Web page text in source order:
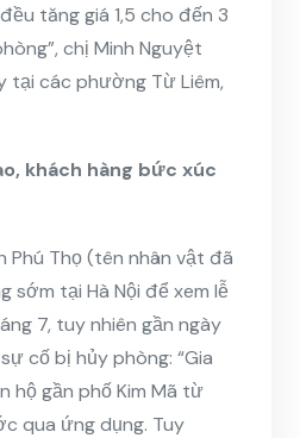
tăng giá 1,5 cho đến 3
chị Minh Nguyệt
tại các phường Từ Liêm,
khách hàng bức xúc
Phú Thọ (tên nhân vật đã
sớm tại Hà Nội để xem lễ
7, tuy nhiên gần ngày
cố bị hủy phòng: “Gia
hộ gần phố Kim Mã từ
qua ứng dụng. Tuy